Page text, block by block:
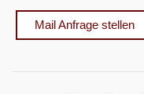
Mail Anfrage stellen